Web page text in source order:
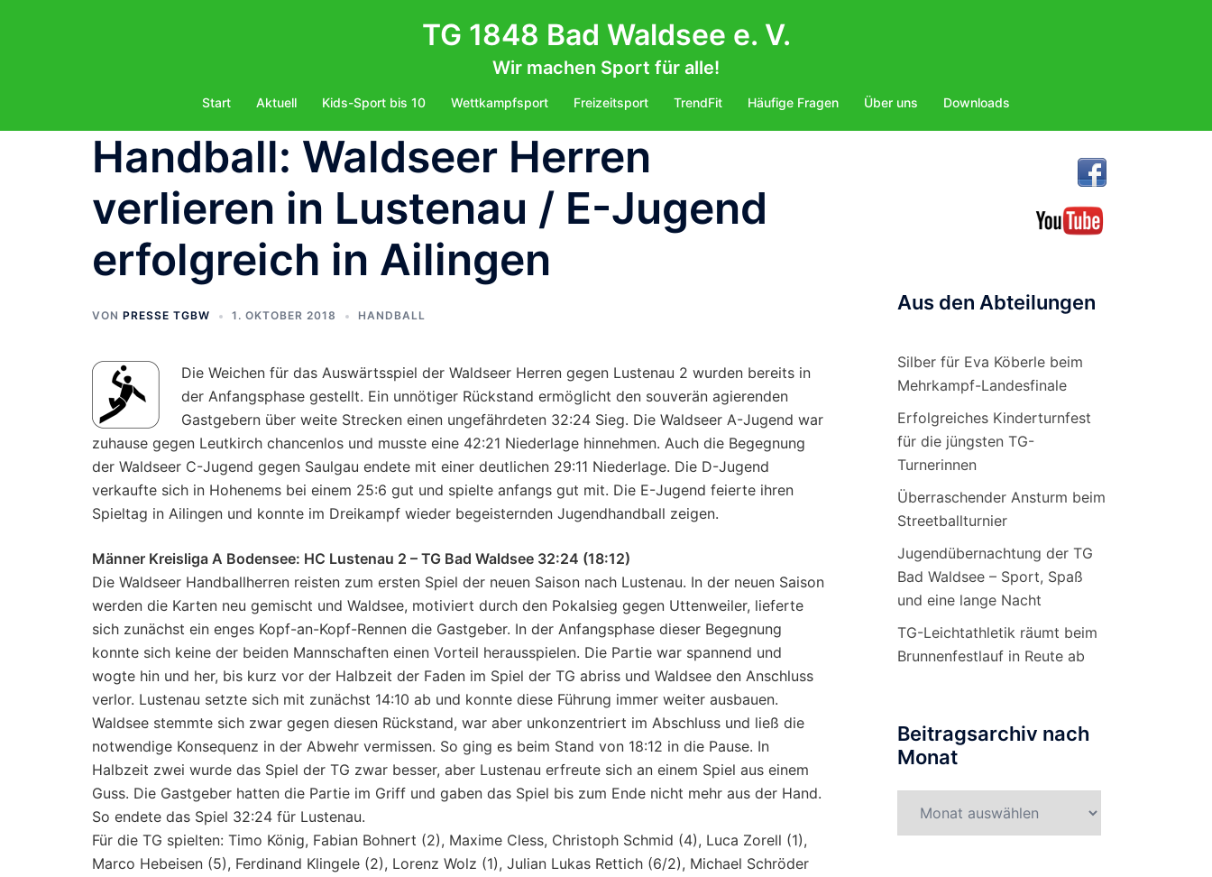
TG 1848 Bad Waldsee e. V.
Wir machen Sport für alle!
Start Aktuell Kids-Sport bis 10 Wettkampfsport Freizeitsport TrendFit Häufige Fragen Über uns Downloads
Handball: Waldseer Herren
verlieren in Lustenau / E-Jugend
erfolgreich in Ailingen
VON PRESSE TGBW 1. OKTOBER 2018 HANDBALL
Die Weichen für das Auswärtsspiel der Waldseer Herren gegen Lustenau 2 wurden bereits in
der Anfangsphase gestellt. Ein unnötiger Rückstand ermöglicht den souverän agierenden
Gastgebern über weite Strecken einen ungefährdeten 32:24 Sieg. Die Waldseer A-Jugend war
zuhause gegen Leutkirch chancenlos und musste eine 42:21 Niederlage hinnehmen. Auch die Begegnung
der Waldseer C-Jugend gegen Saulgau endete mit einer deutlichen 29:11 Niederlage. Die D-Jugend
verkaufte sich in Hohenems bei einem 25:6 gut und spielte anfangs gut mit. Die E-Jugend feierte ihren
Spieltag in Ailingen und konnte im Dreikampf wieder begeisternden Jugendhandball zeigen.
Männer Kreisliga A Bodensee: HC Lustenau 2 – TG Bad Waldsee 32:24 (18:12)
Die Waldseer Handballherren reisten zum ersten Spiel der neuen Saison nach Lustenau. In der neuen Saison
werden die Karten neu gemischt und Waldsee, motiviert durch den Pokalsieg gegen Uttenweiler, lieferte
sich zunächst ein enges Kopf-an-Kopf-Rennen die Gastgeber. In der Anfangsphase dieser Begegnung
konnte sich keine der beiden Mannschaften einen Vorteil herausspielen. Die Partie war spannend und
wogte hin und her, bis kurz vor der Halbzeit der Faden im Spiel der TG abriss und Waldsee den Anschluss
verlor. Lustenau setzte sich mit zunächst 14:10 ab und konnte diese Führung immer weiter ausbauen.
Waldsee stemmte sich zwar gegen diesen Rückstand, war aber unkonzentriert im Abschluss und ließ die
notwendige Konsequenz in der Abwehr vermissen. So ging es beim Stand von 18:12 in die Pause. In
Halbzeit zwei wurde das Spiel der TG zwar besser, aber Lustenau erfreute sich an einem Spiel aus einem
Guss. Die Gastgeber hatten die Partie im Griff und gaben das Spiel bis zum Ende nicht mehr aus der Hand.
So endete das Spiel 32:24 für Lustenau.
Für die TG spielten: Timo König, Fabian Bohnert (2), Maxime Cless, Christoph Schmid (4), Luca Zorell (1),
Marco Hebeisen (5), Ferdinand Klingele (2), Lorenz Wolz (1), Julian Lukas Rettich (6/2), Michael Schröder
Aus den Abteilungen
Silber für Eva Köberle beim
Mehrkampf-Landesfinale
Erfolgreiches Kinderturnfest
für die jüngsten TG-
Turnerinnen
Überraschender Ansturm beim
Streetballturnier
Jugendübernachtung der TG
Bad Waldsee – Sport, Spaß
und eine lange Nacht
TG-Leichtathletik räumt beim
Brunnenfestlauf in Reute ab
Beitragsarchiv nach
Monat
nach